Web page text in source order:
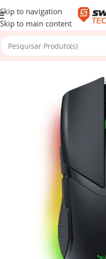
Skip to navigation
Skip to main content
Início/Periféricos/Ratos /